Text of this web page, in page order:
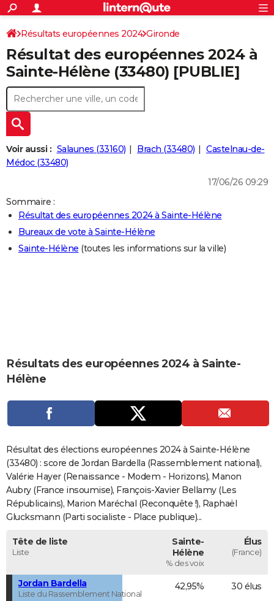
ACTUALITÉS
Politique
Société
Faits Divers
Education
Monde
Villes
+
SPORT
Coupe du monde 2026
Football
Tennis
Cyclisme
Rugby
Forum
CULTURE
Programme TV
TNT
Streaming
Cinéma
Sorties cinéma
Musique
+
FINANCE
Retraite
Impôts
Epargne
Immobilier
Risques naturels par ville
Banque
Assurance
Crédit
AUTO
Essais
Réserver un essai
Citadines
Berlines
SUV
Forum auto
+
HIGH-TECH
Mobiles
Meilleur smartphone
Internet
Ordinateurs
Jeux vidéo
Guide high-tech
+
BRICOLAGE
Guides de France
Escapades
Patrimoine
Expositions
Musées
Week-end nature
LIFESTYLE
Art de vivre
Bien-être
Loisirs
Mode
Modes de vie
CARTE DE VOEUX
Carte de Noël
Carte Bonne année
Carte Saint-Valentin
Carte Pâques
Carte d'anniversaire
Dictionnaire
Biographies
Expressions
Proverbes
PROGRAMME TV
S'inscrire
Se connecter
Lycées
Collèges
Primaires
Universités
Entreprises
Service militaire
Avis de recherche
AVIS DE DÉCÈS
FORUM
Bricolage
Lifestyle
Culture
SportAuto
Television
Voyage
Cinema
S'inscrire
Connexion
Résultats européennes 2024 Gironde
Résultat des européennes 2024 à
Sainte-Hélène (33480) [PUBLIE]
Voir aussi : Salaunes (33160) Brach (33480)
Castelnau-de-
Médoc (33480)
17/06/26 09:29
Sommaire :
Résultat des européennes 2024 à Sainte-Hélène
Bureaux de vote à Sainte-Hélène
Sainte-Hélène (toutes les informations sur la ville)
Résultats des européennes 2024 à Sainte-
Hélène
Résultat des élections européennes 2024 à Sainte-Hélène
(33480) : score de Jordan Bardella (Rassemblement national),
Valérie Hayer (Renaissance - Modem - Horizons), Manon
Aubry (France insoumise), François-Xavier Bellamy (Les
Républicains), Marion Maréchal (Reconquête !), Raphaël
Glucksmann (Parti socialiste - Place publique)...
Tête de liste
Liste
Sainte-
Hélène
% des voix
Élus
(France)
Jordan Bardella
Liste du Rassemblement National
42,95% 30 élus